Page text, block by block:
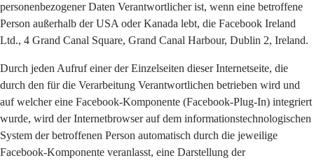
personenbezogener Daten Verantwortlicher ist, wenn eine betroffene
Person außerhalb der USA oder Kanada lebt, die Facebook Ireland
Ltd., 4 Grand Canal Square, Grand Canal Harbour, Dublin 2, Ireland.
Durch jeden Aufruf einer der Einzelseiten dieser Internetseite, die
durch den für die Verarbeitung Verantwortlichen betrieben wird und
auf welcher eine Facebook-Komponente (Facebook-Plug-In) integriert
wurde, wird der Internetbrowser auf dem informationstechnologischen
System der betroffenen Person automatisch durch die jeweilige
Facebook-Komponente veranlasst, eine Darstellung der